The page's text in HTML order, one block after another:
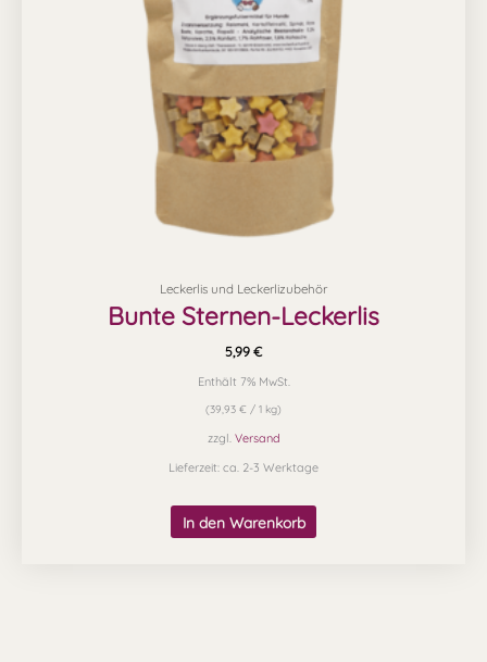
Leckerlis und Leckerlizubehör
Bunte Sternen-Leckerlis
5,99 €
Enthält 7% MwSt.
(39,93 € / 1 kg)
zzgl. Versand
Lieferzeit: ca. 2-3 Werktage
In den Warenkorb